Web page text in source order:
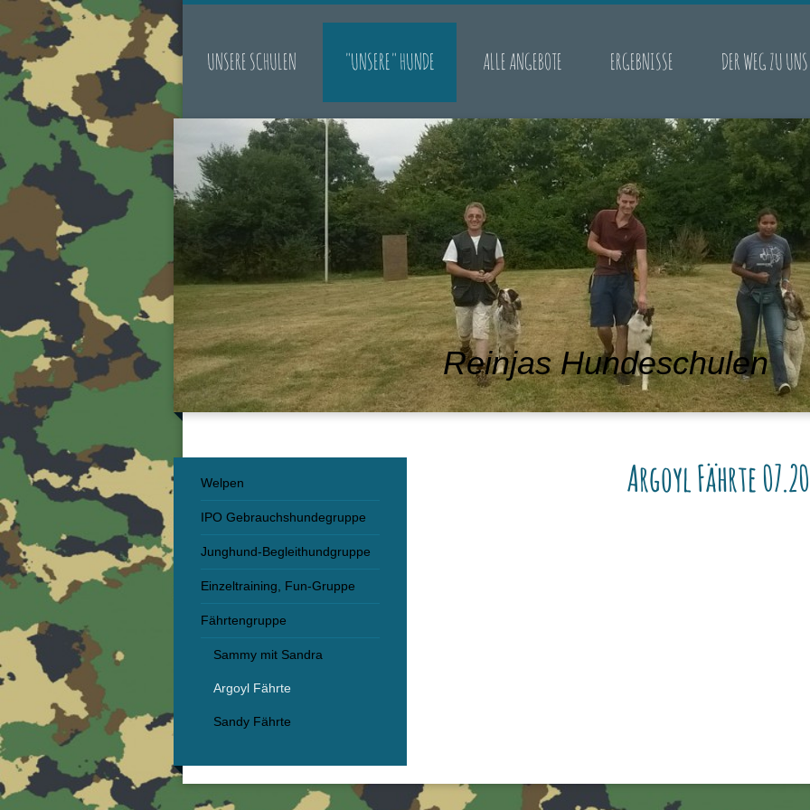
UNSERE SCHULEN "UNSERE" HUNDE ALLE ANGEBOTE ERGEBNISSE DER WEG ZU UNS
Reinjas Hundeschulen
Argoyl Fährte
Welpen
IPO Gebrauchshundegruppe
Junghund-Begleithundgruppe
Einzeltraining, Fun-Gruppe
Fährtengruppe
Sammy mit Sandra
Argoyl Fährte
Sandy Fährte